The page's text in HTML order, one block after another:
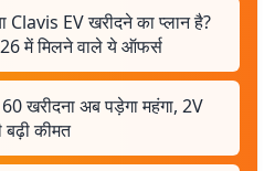
EV खरीदने का प्लान है?
में मिलने वाले ये ऑफर्स
खरीदना अब पड़ेगा महंगा, 2V
बढ़ी कीमत